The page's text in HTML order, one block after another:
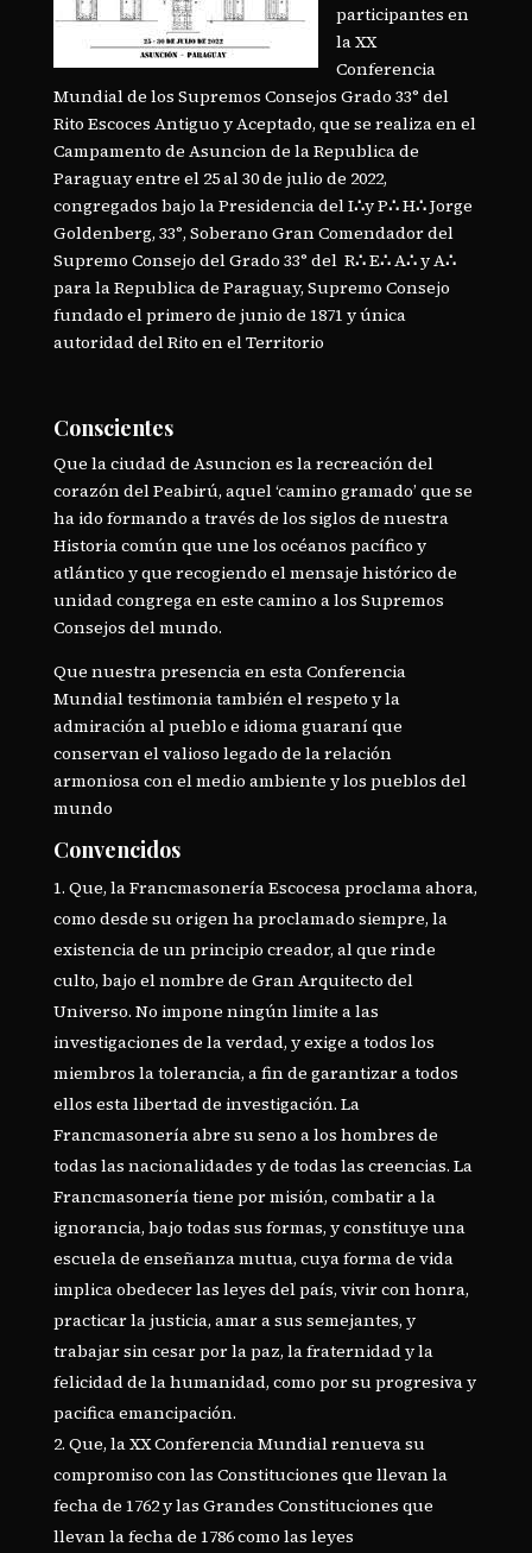
participantes en
la XX
Conferencia
Mundial de los Supremos Consejos Grado 33° del
Rito Escoces Antiguo y Aceptado, que se realiza en el
Campamento de Asuncion de la Republica de
Paraguay entre el 25 al 30 de julio de 2022,
congregados bajo la Presidencia del I∴y P∴H∴Jorge
Goldenberg, 33°, Soberano Gran Comendador del
Supremo Consejo del Grado 33° del R∴E∴A∴y A∴
para la Republica de Paraguay, Supremo Consejo
fundado el primero de junio de 1871 y única
autoridad del Rito en el Territorio
Conscientes
Que la ciudad de Asuncion es la recreación del
corazón del Peabirú, aquel ‘camino gramado’ que se
ha ido formando a través de los siglos de nuestra
Historia común que une los océanos pacífico y
atlántico y que recogiendo el mensaje histórico de
unidad congrega en este camino a los Supremos
Consejos del mundo.
Que nuestra presencia en esta Conferencia
Mundial testimonia también el respeto y la
admiración al pueblo e idioma guaraní que
conservan el valioso legado de la relación
armoniosa con el medio ambiente y los pueblos del
mundo
Convencidos
Que, la Francmasonería Escocesa proclama ahora,
como desde su origen ha proclamado siempre, la
existencia de un principio creador, al que rinde
culto, bajo el nombre de Gran Arquitecto del
Universo. No impone ningún limite a las
investigaciones de la verdad, y exige a todos los
miembros la tolerancia, a fin de garantizar a todos
ellos esta libertad de investigación. La
Francmasonería abre su seno a los hombres de
todas las nacionalidades y de todas las creencias. La
Francmasonería tiene por misión, combatir a la
ignorancia, bajo todas sus formas, y constituye una
escuela de enseñanza mutua, cuya forma de vida
implica obedecer las leyes del país, vivir con honra,
practicar la justicia, amar a sus semejantes, y
trabajar sin cesar por la paz, la fraternidad y la
felicidad de la humanidad, como por su progresiva y
pacifica emancipación.
Que, la XX Conferencia Mundial renueva su
compromiso con las Constituciones que llevan la
fecha de 1762 y las Grandes Constituciones que
llevan la fecha de 1786 como las leyes